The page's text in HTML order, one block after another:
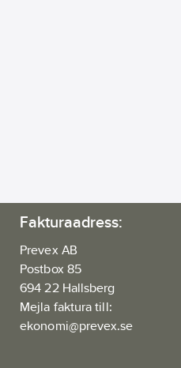
Fakturaadress:
Prevex AB
Postbox 85
694 22 Hallsberg
Mejla faktura till:
ekonomi@prevex.se